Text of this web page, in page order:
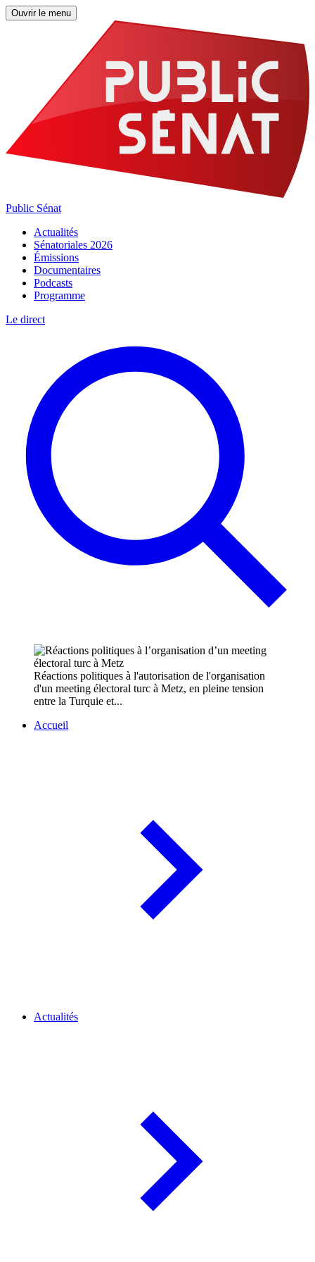
Ouvrir le menu
Public Sénat
Actualités
Sénatoriales 2026
Émissions
Documentaires
Podcasts
Programme
Le direct
Réactions politiques à l'autorisation de l'organisation
d'un meeting électoral turc à Metz, en pleine tension
entre la Turquie et...
Accueil
Actualités